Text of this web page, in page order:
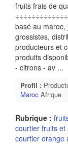
fruits frais de
basé au
grossistes,
producteurs et
produits
- citrons - av ...
Profil :
Maroc Afrique
Rubrique :
courtier fruits
courtier orange